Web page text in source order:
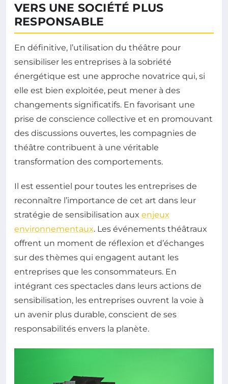
VERS UNE SOCIÉTÉ PLUS
RESPONSABLE
En définitive, l’utilisation du théâtre pour
sensibiliser les entreprises à la sobriété
énergétique est une approche novatrice qui, si
elle est bien exploitée, peut mener à des
changements significatifs. En favorisant une
prise de conscience collective et en promouvant
des discussions ouvertes, les compagnies de
théâtre contribuent à une véritable
transformation des comportements.
Il est essentiel pour toutes les entreprises de
reconnaître l’importance de cet art dans leur
stratégie de sensibilisation aux enjeux
environnementaux. Les événements théâtraux
offrent un moment de réflexion et d’échanges
sur des thèmes qui engagent autant les
entreprises que les consommateurs. En
intégrant ces spectacles dans leurs actions de
sensibilisation, les entreprises ouvrent la voie à
un avenir plus durable, conscient de ses
responsabilités envers la planète.